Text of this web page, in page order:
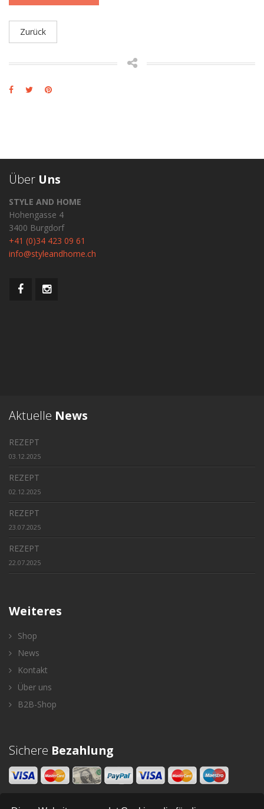
Zurück
Über Uns
STYLE AND HOME
Hohengasse 4
3400 Burgdorf
+41 (0)34 423 09 61
info@styleandhome.ch
Aktuelle News
REZEPT
03.12.2025
REZEPT
02.12.2025
REZEPT
23.07.2025
REZEPT
22.07.2025
Weiteres
Shop
News
Kontakt
Über uns
B2B-Shop
Sichere Bezahlung